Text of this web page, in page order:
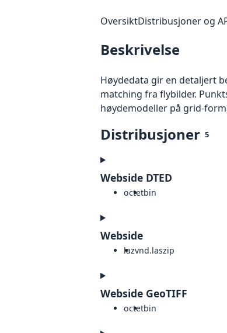
OversiktDistribusjoner og
Beskrivelse
Høydedata gir en detaljert
matching fra flybilder.
høydemodeller på grid-
Distribusjoner 5
Webside DTED
octetbin
Webside
lazvnd.laszip
Webside GeoTIFF
octetbin